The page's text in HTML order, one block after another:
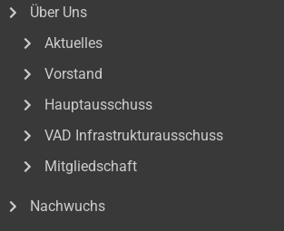
Über Uns
Aktuelles
Vorstand
Hauptausschuss
VAD Infrastrukturausschuss
Mitgliedschaft
Nachwuchs